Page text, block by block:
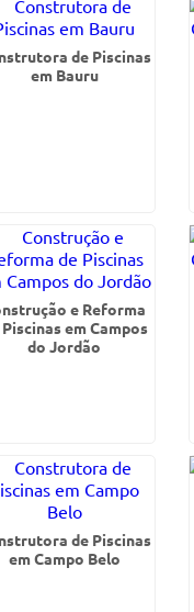
de Piscinas
em Bauru
e Reforma
em Campos
do Jordão
de Piscinas
em Campo Belo